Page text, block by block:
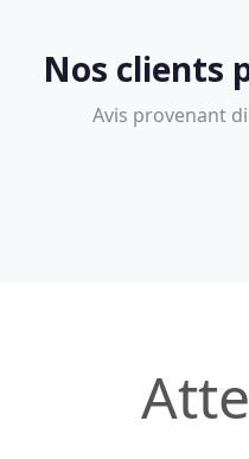
Nos clients
Avis provenant